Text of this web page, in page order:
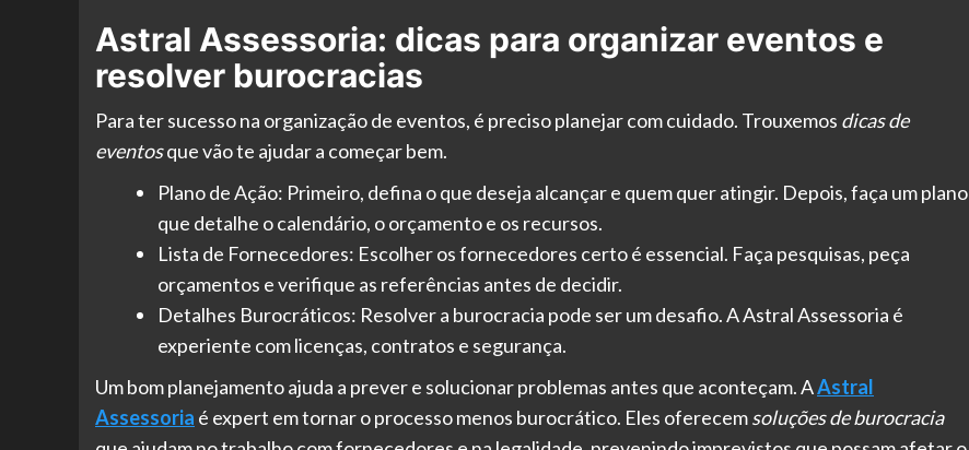
Astral Assessoria: dicas para organizar eventos e
resolver burocracias
Para ter sucesso na organização de eventos, é preciso planejar com cuidado. Trouxemos dicas de
eventosque vão te ajudar a começar bem.
Plano de Ação: Primeiro, defina o que deseja alcançar e quem quer atingir. Depois, faça um plano
que detalhe o calendário, o orçamento e os recursos.
Lista de Fornecedores: Escolher os fornecedores certo é essencial. Faça pesquisas, peça
orçamentos e verifique as referências antes de decidir.
Detalhes Burocráticos: Resolver a burocracia pode ser um desafio. A Astral Assessoria é
experiente com licenças, contratos e segurança.
Um bom planejamento ajuda a prever e solucionar problemas antes que aconteçam. AAstral
Assessoria é expert em tornar o processo menos burocrático. Eles oferecemsoluções de burocracia